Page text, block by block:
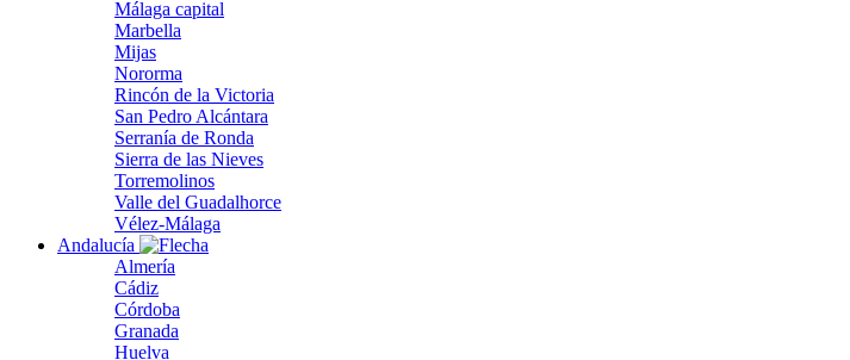
Málaga capital
Marbella
Mijas
Nororma
Rincón de la Victoria
San Pedro Alcántara
Serranía de Ronda
Sierra de las Nieves
Torremolinos
Valle del Guadalhorce
Vélez-Málaga
Andalucía
Almería
Cádiz
Córdoba
Granada
Huelva